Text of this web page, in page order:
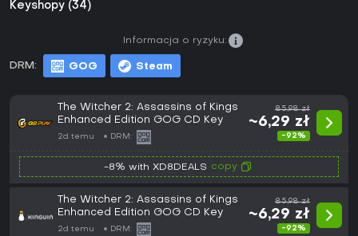
Keyshopy (34)
DRM: GOG Steam
Informacja o ryzyku:
The Witcher 2: Assassins of Kings
Enhanced Edition GOG CD Key
2d temu DRM:
85,98 zł
~6,29 zł
-92%
-8% with XD8DEALS copy
The Witcher 2: Assassins of Kings
Enhanced Edition GOG CD Key
2d temu DRM:
85,98 zł
~6,29 zł
-92%